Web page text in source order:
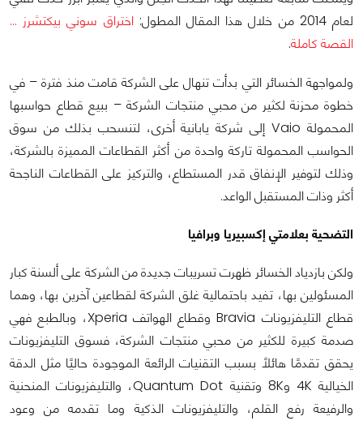
لعام 2014 من خلال هذا المقال المطول:
اختراق سوني بيكتشرز …
القصة كاملة.
ولمواجهة الخسائر التي بدأت تنهال على الشركة قامت منذ فترة – في
خطوة محزنة لكثير من محبي منتجات الشركة – ببيع قطاع حواسبها
المحمولة Vaio إلى شركة يابانية أخرى، لتنسحب بذلك من سوق
الحواسب المحمولة تاركة واحدة من أكثر القطاعات المميزة بالشركة،
وذلك لتوفير الإنفاق قدر المستطاع، والتركيز على القطاعات الناجحة
أكثر وذات المستقبل الواعد.
التضحية بعلامتي إكسبيريا وبرافيا
ولكن بازدياد الخسائر ظهرت تسريبات جديدة من الشركة على ألسنة كبار
المسئولين بها، تفيد باحتمالية غلق الشركة لقطاعين آخرين بها، وهما
قطاع التليفزيونات Bravia وقطاع الهواتف Xperia، وبالطبع فهي
صدمة كبيرة للكثير من محبي منتجات الشركة، فسوق التليفزيونات
يحقق تقدمًا هائلًا بسبب التقنيات الرائعة الموجودة حاليًا مثل الدقة
الخيالية 4K و8K وتقنية Quantum Dot، والتليفزيونات المنحنية
والرفيعة رفع القلم، والتليفزيونات الذكية وما تقدمه من وعود